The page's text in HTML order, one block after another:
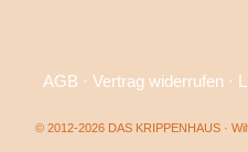
AGB · Vertrag widerrufen·
© 2012-2026 DAS KRIPPENHAUS ·